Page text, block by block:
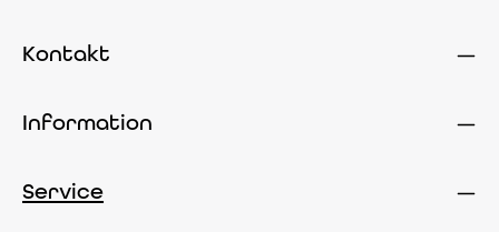
Kontakt
Information
Service